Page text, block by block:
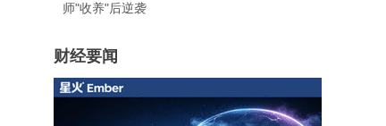
师"收养"后逆袭
财经要闻